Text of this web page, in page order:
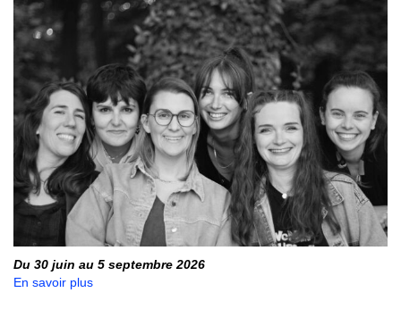
Du 30 juin au 5 septembre 2026
En savoir plus